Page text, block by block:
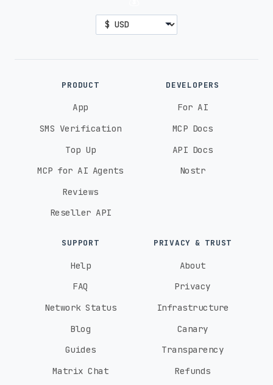
PRODUCT
App
SMS Verification
Top Up
MCP for AI Agents
Reviews
Reseller API
DEVELOPERS
For AI
MCP Docs
API Docs
Nostr
SUPPORT
Help
FAQ
Network Status
Blog
Guides
Matrix Chat
PRIVACY & TRUST
About
Privacy
Infrastructure
Canary
Transparency
Refunds